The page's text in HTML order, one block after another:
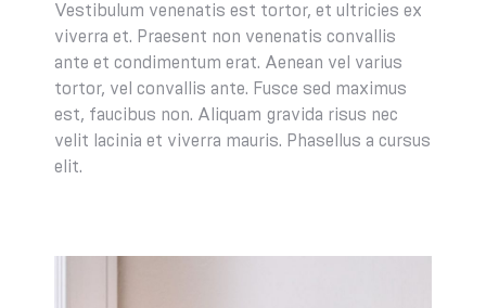
Vestibulum venenatis est tortor, et ultricies ex
viverra et. Praesent non venenatis convallis
ante et condimentum erat. Aenean vel varius
tortor, vel convallis ante. Fusce sed maximus
est, faucibus non. Aliquam gravida risus nec
velit lacinia et viverra mauris. Phasellus a cursus
elit.